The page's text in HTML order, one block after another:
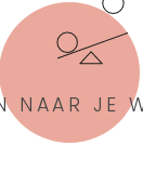
NAAR JE